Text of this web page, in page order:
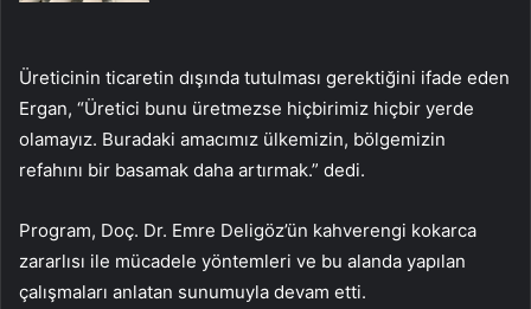
Üreticinin ticaretin dışında tutulması gerektiğini ifade eden
Ergan, “Üretici bunu üretmezse hiçbirimiz hiçbir yerde
olamayız. Buradaki amacımız ülkemizin, bölgemizin
refahını bir basamak daha artırmak.” dedi.
Program, Doç. Dr. Emre Deligöz’ün kahverengi kokarca
zararlısı ile mücadele yöntemleri ve bu alanda yapılan
çalışmaları anlatan sunumuyla devam etti.